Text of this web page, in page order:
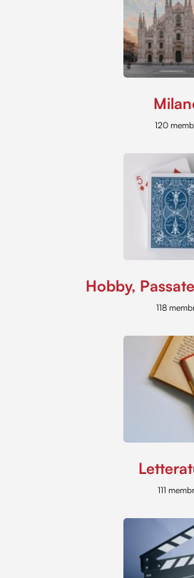
120
Hobby,
118
111